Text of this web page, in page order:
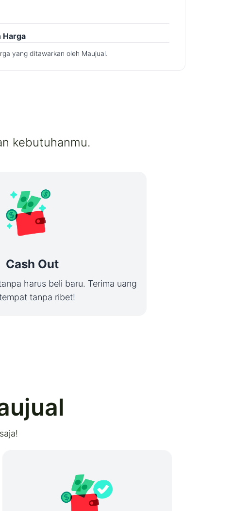
Harga
yang ditawarkan oleh Maujual.
kebutuhanmu.
Cash Out
harus beli baru. Terima uang
tanpa ribet!